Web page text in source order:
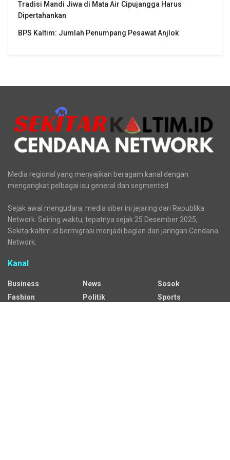
Tradisi Mandi Jiwa di Mata Air Cipujangga Harus
Dipertahankan
BPS Kaltim: Jumlah Penumpang Pesawat Anjlok
Media regional yang menyajikan beragam kanal dengan
mengangkat pelbagai isu general dan segmented.
Sejak awal mengudara, media siber ini jejaring dari Republika
Network. Seiring waktu, tepatnya sejak 25 Desember 2025,
Sekitarkaltim.id bermigrasi menjadi bagian dari jaringan Cendana
Network.
Kanal
Business
Fashion
News
Politik
Sosok
Sports